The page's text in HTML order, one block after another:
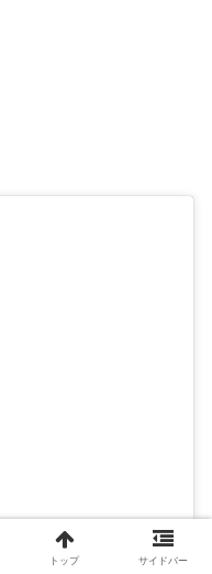
トップ サイドバー